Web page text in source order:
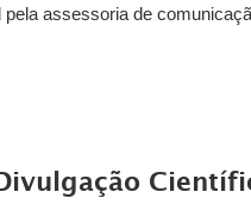
assessoria de